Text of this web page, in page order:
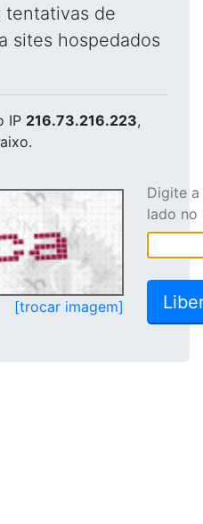
tentativas de
sites hospedados
IP 216.73.216.223,
[trocar imagem]
Digite
lado no